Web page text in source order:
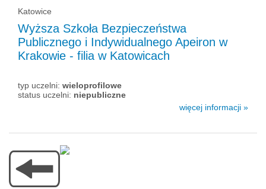
Katowice
Wyższa Szkoła Bezpieczeństwa
Publicznego i Indywidualnego Apeiron w
Krakowie - filia w Katowicach
typ uczelni: wieloprofilowe
status uczelni: niepubliczne
więcej informacji »